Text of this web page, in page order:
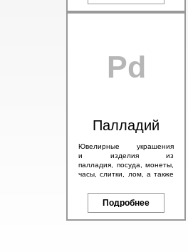
Pd
Палладий
Ювелирные украшения
и изделия из
палладия, посуда, монеты,
часы, слитки, лом, а также
содержанием палладия.
Подробнее